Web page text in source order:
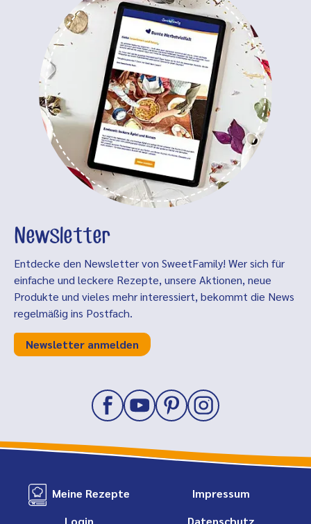
Newsletter
Entdecke den Newsletter von SweetFamily! Wer sich für
einfache und leckere Rezepte, unsere Aktionen, neue
Produkte und vieles mehr interessiert, bekommt die News
regelmäßig ins Postfach.
Newsletter anmelden
Meine Rezepte
Login
Impressum
Datenschutz